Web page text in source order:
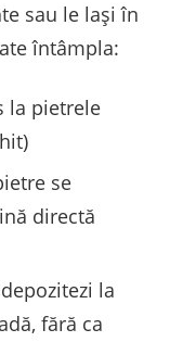
sau le lași în
întâmpla:
la pietrele
se
directă
la
fără ca